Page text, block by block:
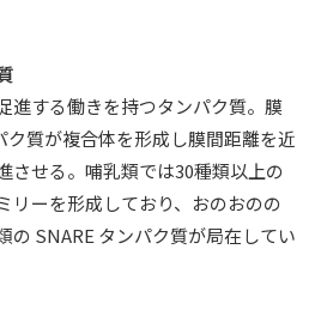
進する働きを持つタンパク質。膜
ク質が複合体を形成し膜間距離を近
させる。哺乳類では30種類以上の
リーを形成しており、おのおのの
の SNARE タンパク質が局在してい